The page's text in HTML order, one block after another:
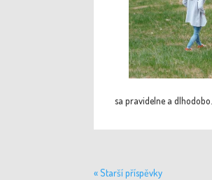
sa pravidelne a dlhodobo...
« Starší příspěvky